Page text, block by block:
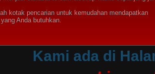
kotak pencarian untuk kemudahan mendapatkan
Anda butuhkan.
Kami ada di